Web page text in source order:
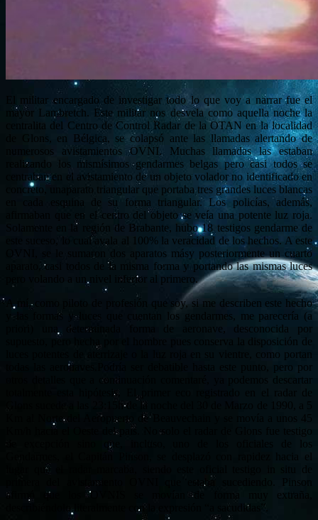
El militar encargado de investigar todo lo que voy a narrar fue el
mayor Lambretch. Este militar nos desvela como aquella noche la
centralita del Centro de Control Radar de la OTAN en la localidad
de Glons, en Bélgica, se colapsó ante las llamadas alertando de
numerosos avistamientos OVNI. Muchas llamadas las estaban
realizando los mismísimos gendarmes belgas pero casi todos se
centraban en el avistamiento de un objeto volador no identificado en
concreto, unaparato triangular que portaba tres grandes luces blancas
en cada esquina de su forma triangular. Los policías, además,
afirmaban que en el centro del objeto se veía una potente luz roja.
Solamente en la región de Brabante, hubo 18 testigos gendarme de
este suceso, lo cual avala al 100% la veracidad de los hechos. A este
OVNI, se le sumaron dos aparatos másy posteriormente un cuarto
aparato, casi todos de la misma forma y portando las mismas luces
pero volando a un nivel inferior al primero.
A mí, como piloto de profesión que soy, si me describen este hecho
y las formas y luces que cuentan los gendarmes, me parecería (a
priori) una determinada forma de aeronave, desconocida por
supuesto, pero hecha por el hombre pues conserva la disposición de
luces potentes de aterrizaje o la luz roja en su vientre, como portan
todas las aeronaves.Podría ser debatible hasta este punto, pero por
otros detalles que a continuación comentaré, ya podemos descartar
totalmente esta hipótesis. El primer eco registrado en el radar de
Glons sucede a las 23:15h de la noche del 30 de Marzo de 1990, a 5
Km al Norte del Aeropuerto de Beauvechain y se movía a unos 45
Km/h hacia el Oeste del país. No solo el radar de Glons fue testigo
de excepción sino que, incluso, uno de los oficiales de los
lugar que el radar marcaba, siendo este oficial testigo in situ de
primera del avistamiento OVNI que estaba sucediendo. Pinson
afirmó que los OVNIS se movían de forma muy extraña,
describiéndolo literalmente con la expresión “a sacudidas”.